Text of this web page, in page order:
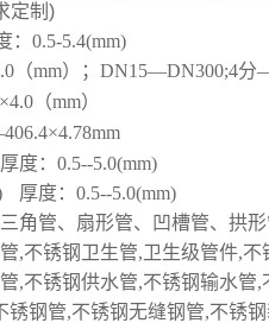
定制)
0.5-5.4(mm)
（mm）；DN15—DN300;4分
（mm）
度：0.5--5.0(mm)
厚度：0.5--5.0(mm)
角管、扇形管、凹槽管、拱
,不锈钢卫生管,卫生级管件,
,不锈钢供水管,不锈钢输水管
锈钢管,不锈钢无缝钢管,不锈